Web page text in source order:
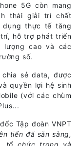
5G còn mang
thái giải trí chất
dụng thực tế tăng
hỗ trợ phát triển
lượng cao và các
số.
sẻ data, được
quyền lợi hệ sinh
(với các chùm
Tập đoàn VNPT
tiến đã sẵn sàng,